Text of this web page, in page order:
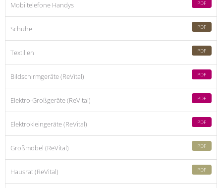
Mobiltelefone Handys PDF
Schuhe PDF
Textilien PDF
Bildschirmgeräte (ReVital) PDF
Elektro-Großgeräte (ReVital) PDF
Elektrokleingeräte (ReVital) PDF
Großmöbel (ReVital) PDF
Hausrat (ReVital) PDF